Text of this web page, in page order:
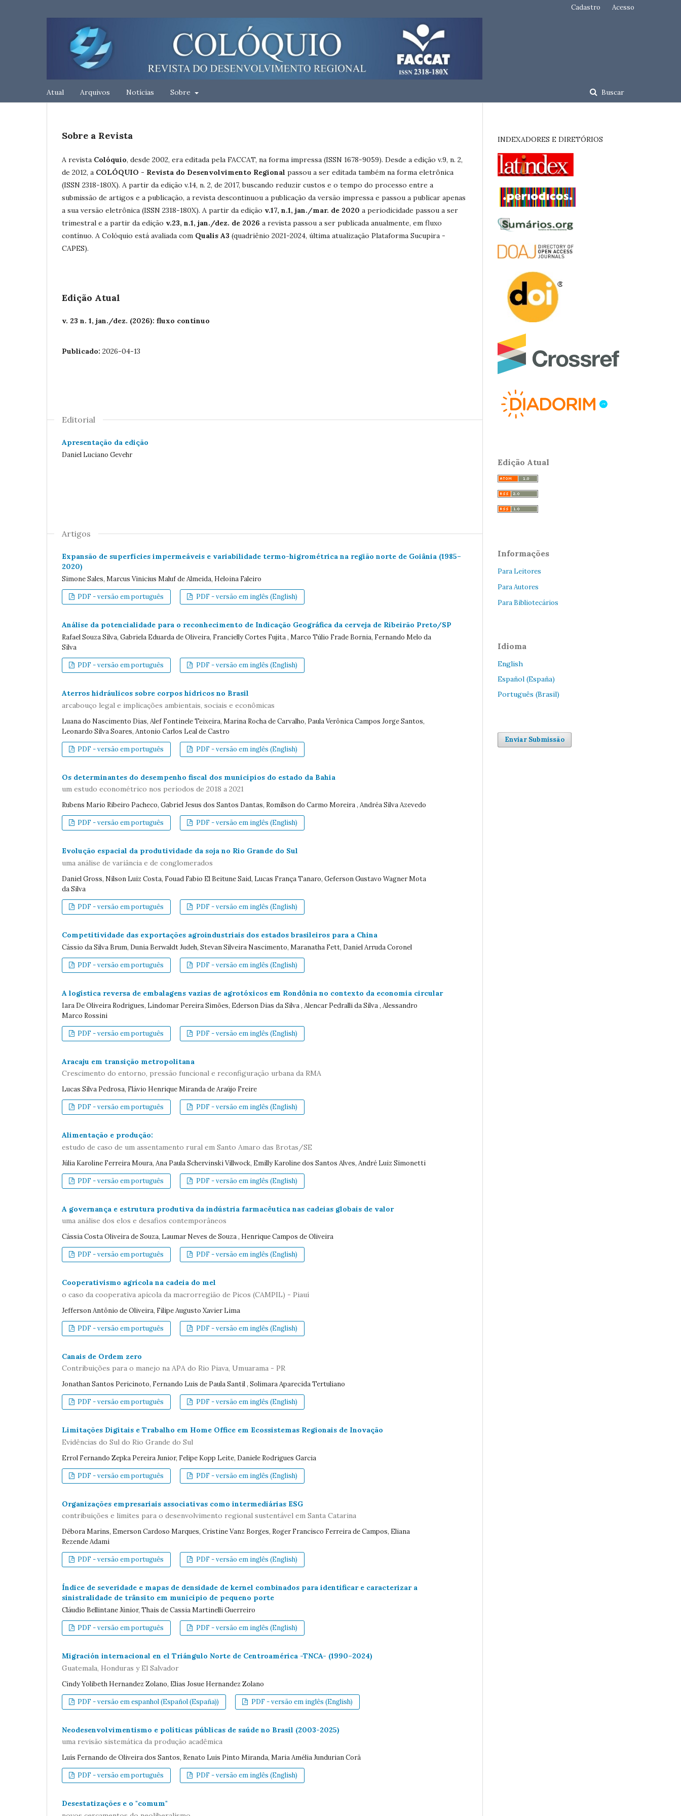
Atual Arquivos Notícias Sobre Buscar
Cadastro Acesso
Sobre a Revista
A revista Colóquio, desde 2002, era editada pela FACCAT, na forma impressa (ISSN 1678-9059). Desde a edição v.9, n. 2,
de 2012, a COLÓQUIO - Revista do Desenvolvimento Regional passou a ser editada também na forma eletrônica
(ISSN 2318-180X). A partir da edição v.14, n. 2, de 2017, buscando reduzir custos e o tempo do processo entre a
submissão de artigos e a publicação, a revista descontinuou a publicação da versão impressa e passou a publicar apenas
a sua versão eletrônica (ISSN 2318-180X). A partir da edição v.17, n.1, jan./mar. de 2020 a periodicidade passou a ser
trimestral e a partir da edição v.23, n.1, jan./dez. de 2026 a revista passou a ser publicada anualmente, em fluxo
contínuo. A Colóquio está avaliada com Qualis A3 (quadriênio 2021-2024, última atualização Plataforma Sucupira -
CAPES).
Edição Atual
v. 23 n. 1, jan./dez. (2026): fluxo contínuo
Publicado: 2026-04-13
Editorial
Apresentação da edição
Daniel Luciano Gevehr
Artigos
Expansão de superfícies impermeáveis e variabilidade termo-higrométrica na região norte de Goiânia (1985–
2020)
Simone Sales, Marcus Vinicius Maluf de Almeida, Heloina Faleiro
PDF - versão em português PDF - versão em inglês (English)
Análise da potencialidade para o reconhecimento de Indicação Geográfica da cerveja de Ribeirão Preto/SP
Rafael Souza Silva, Gabriela Eduarda de Oliveira, Francielly Cortes Fujita , Marco Túlio Frade Bornia, Fernando Melo da
Silva
PDF - versão em português PDF - versão em inglês (English)
Aterros hidráulicos sobre corpos hídricos no Brasil
arcabouço legal e implicações ambientais, sociais e econômicas
Luana do Nascimento Dias, Alef Fontinele Teixeira, Marina Rocha de Carvalho, Paula Verônica Campos Jorge Santos,
Leonardo Silva Soares, Antonio Carlos Leal de Castro
PDF - versão em português PDF - versão em inglês (English)
Os determinantes do desempenho fiscal dos municípios do estado da Bahia
um estudo econométrico nos períodos de 2018 a 2021
Rubens Mario Ribeiro Pacheco, Gabriel Jesus dos Santos Dantas, Romilson do Carmo Moreira , Andréa Silva Azevedo
PDF - versão em português PDF - versão em inglês (English)
Evolução espacial da produtividade da soja no Rio Grande do Sul
uma análise de variância e de conglomerados
Daniel Gross, Nilson Luiz Costa, Fouad Fabio El Beitune Said, Lucas França Tanaro, Geferson Gustavo Wagner Mota
da Silva
PDF - versão em português PDF - versão em inglês (English)
Competitividade das exportações agroindustriais dos estados brasileiros para a China
Cássio da Silva Brum, Dunia Berwaldt Judeh, Stevan Silveira Nascimento, Maranatha Fett, Daniel Arruda Coronel
PDF - versão em português PDF - versão em inglês (English)
A logística reversa de embalagens vazias de agrotóxicos em Rondônia no contexto da economia circular
Iara De Oliveira Rodrigues, Lindomar Pereira Simões, Ederson Dias da Silva , Alencar Pedralli da Silva , Alessandro
Marco Rossini
PDF - versão em português PDF - versão em inglês (English)
Aracaju em transição metropolitana
Crescimento do entorno, pressão funcional e reconfiguração urbana da RMA
Lucas Silva Pedrosa, Flávio Henrique Miranda de Araújo Freire
PDF - versão em português PDF - versão em inglês (English)
Alimentação e produção:
estudo de caso de um assentamento rural em Santo Amaro das Brotas/SE
Júlia Karoline Ferreira Moura, Ana Paula Schervinski Villwock, Emilly Karoline dos Santos Alves, André Luiz Simonetti
PDF - versão em português PDF - versão em inglês (English)
A governança e estrutura produtiva da indústria farmacêutica nas cadeias globais de valor
uma análise dos elos e desafios contemporâneos
Cássia Costa Oliveira de Souza, Laumar Neves de Souza , Henrique Campos de Oliveira
PDF - versão em português PDF - versão em inglês (English)
Cooperativismo agrícola na cadeia do mel
o caso da cooperativa apícola da macrorregião de Picos (CAMPIL) - Piauí
Jefferson Antônio de Oliveira, Filipe Augusto Xavier Lima
PDF - versão em português PDF - versão em inglês (English)
Canais de Ordem zero
Contribuições para o manejo na APA do Rio Piava, Umuarama - PR
Jonathan Santos Pericinoto, Fernando Luis de Paula Santil , Solimara Aparecida Tertuliano
PDF - versão em português PDF - versão em inglês (English)
Limitações Digitais e Trabalho em Home Office em Ecossistemas Regionais de Inovação
Evidências do Sul do Rio Grande do Sul
Errol Fernando Zepka Pereira Junior, Felipe Kopp Leite, Daniele Rodrigues Garcia
PDF - versão em português PDF - versão em inglês (English)
Organizações empresariais associativas como intermediárias ESG
contribuições e limites para o desenvolvimento regional sustentável em Santa Catarina
Débora Marins, Emerson Cardoso Marques, Cristine Vanz Borges, Roger Francisco Ferreira de Campos, Eliana
Rezende Adami
PDF - versão em português PDF - versão em inglês (English)
Índice de severidade e mapas de densidade de kernel combinados para identificar e caracterizar a
sinistralidade de trânsito em município de pequeno porte
Cláudio Bellintane Júnior, Thais de Cassia Martinelli Guerreiro
PDF - versão em português PDF - versão em inglês (English)
Migración internacional en el Triángulo Norte de Centroamérica -TNCA- (1990–2024)
Guatemala, Honduras y El Salvador
Cindy Yolibeth Hernandez Zolano, Elias Josue Hernandez Zolano
PDF - versão em espanhol (Español (España)) PDF - versão em inglês (English)
Neodesenvolvimentismo e políticas públicas de saúde no Brasil (2003-2025)
uma revisão sistemática da produção acadêmica
Luís Fernando de Oliveira dos Santos, Renato Luis Pinto Miranda, Maria Amélia Jundurian Corä
PDF - versão em português PDF - versão em inglês (English)
Desestatizações e o "comum"
INDEXADORES E DIRETÓRIOS
Edição Atual
Informações
Para Leitores
Para Autores
Para Bibliotecários
Idioma
English
Español (España)
Português (Brasil)
Enviar Submissão